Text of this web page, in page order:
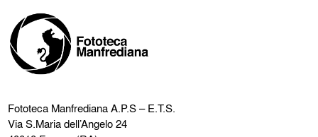
Fototeca ManfredianaA.P.S – E.T.S.
Via S.Maria dell’Angelo 24